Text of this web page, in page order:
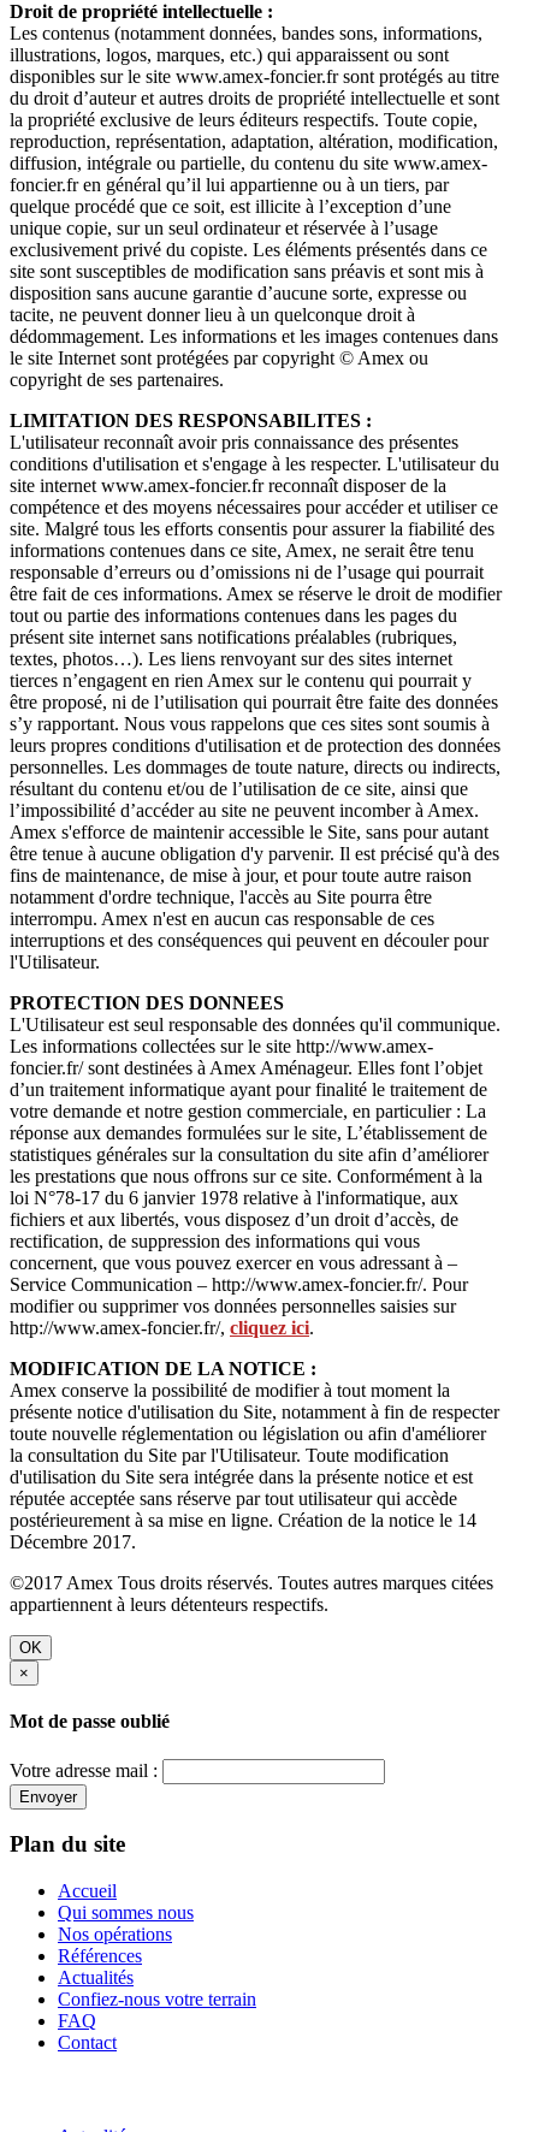
Droit de propriété intellectuelle :
Les contenus (notamment données, bandes sons, informations,
illustrations, logos, marques, etc.) qui apparaissent ou sont
disponibles sur le site www.amex-foncier.fr sont protégés au titre
du droit d’auteur et autres droits de propriété intellectuelle et sont
la propriété exclusive de leurs éditeurs respectifs. Toute copie,
reproduction, représentation, adaptation, altération, modification,
diffusion, intégrale ou partielle, du contenu du site www.amex-
foncier.fr en général qu’il lui appartienne ou à un tiers, par
quelque procédé que ce soit, est illicite à l’exception d’une
unique copie, sur un seul ordinateur et réservée à l’usage
exclusivement privé du copiste. Les éléments présentés dans ce
site sont susceptibles de modification sans préavis et sont mis à
disposition sans aucune garantie d’aucune sorte, expresse ou
tacite, ne peuvent donner lieu à un quelconque droit à
dédommagement. Les informations et les images contenues dans
le site Internet sont protégées par copyright © Amex ou
copyright de ses partenaires.
LIMITATION DES RESPONSABILITES :
L'utilisateur reconnaît avoir pris connaissance des présentes
conditions d'utilisation et s'engage à les respecter. L'utilisateur du
site internet www.amex-foncier.fr reconnaît disposer de la
compétence et des moyens nécessaires pour accéder et utiliser ce
site. Malgré tous les efforts consentis pour assurer la fiabilité des
informations contenues dans ce site, Amex, ne serait être tenu
responsable d’erreurs ou d’omissions ni de l’usage qui pourrait
être fait de ces informations. Amex se réserve le droit de modifier
tout ou partie des informations contenues dans les pages du
présent site internet sans notifications préalables (rubriques,
textes, photos…). Les liens renvoyant sur des sites internet
tierces n’engagent en rien Amex sur le contenu qui pourrait y
être proposé, ni de l’utilisation qui pourrait être faite des données
s’y rapportant. Nous vous rappelons que ces sites sont soumis à
leurs propres conditions d'utilisation et de protection des données
personnelles. Les dommages de toute nature, directs ou indirects,
résultant du contenu et/ou de l’utilisation de ce site, ainsi que
l’impossibilité d’accéder au site ne peuvent incomber à Amex.
Amex s'efforce de maintenir accessible le Site, sans pour autant
être tenue à aucune obligation d'y parvenir. Il est précisé qu'à des
fins de maintenance, de mise à jour, et pour toute autre raison
notamment d'ordre technique, l'accès au Site pourra être
interrompu. Amex n'est en aucun cas responsable de ces
interruptions et des conséquences qui peuvent en découler pour
l'Utilisateur.
PROTECTION DES DONNEES
L'Utilisateur est seul responsable des données qu'il communique.
Les informations collectées sur le site http://www.amex-
foncier.fr/ sont destinées à Amex Aménageur. Elles font l’objet
d’un traitement informatique ayant pour finalité le traitement de
votre demande et notre gestion commerciale, en particulier : La
réponse aux demandes formulées sur le site, L’établissement de
statistiques générales sur la consultation du site afin d’améliorer
les prestations que nous offrons sur ce site. Conformément à la
loi N°78-17 du 6 janvier 1978 relative à l'informatique, aux
fichiers et aux libertés, vous disposez d’un droit d’accès, de
rectification, de suppression des informations qui vous
concernent, que vous pouvez exercer en vous adressant à –
Service Communication – http://www.amex-foncier.fr/. Pour
modifier ou supprimer vos données personnelles saisies sur
http://www.amex-foncier.fr/, cliquez ici.
MODIFICATION DE LA NOTICE :
Amex conserve la possibilité de modifier à tout moment la
présente notice d'utilisation du Site, notamment à fin de respecter
toute nouvelle réglementation ou législation ou afin d'améliorer
la consultation du Site par l'Utilisateur. Toute modification
d'utilisation du Site sera intégrée dans la présente notice et est
réputée acceptée sans réserve par tout utilisateur qui accède
postérieurement à sa mise en ligne. Création de la notice le 14
Décembre 2017.
©2017 Amex Tous droits réservés. Toutes autres marques citées
appartiennent à leurs détenteurs respectifs.
OK
×
Mot de passe oublié
Votre adresse mail :
Envoyer
Plan du site
Accueil
Qui sommes nous
Nos opérations
Références
Actualités
Confiez-nous votre terrain
FAQ
Contact